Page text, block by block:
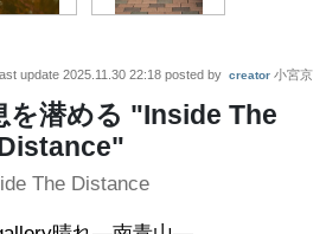
update 2025.11.30 22:18 posted by creator 小宮京
を潜める "Inside The
The Distance